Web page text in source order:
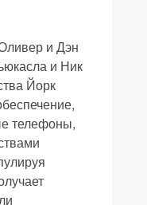
и Дэн
и Ник
Йорк
телефоны,